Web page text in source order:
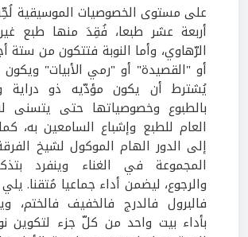
على مستوى الخصوصيات الموسيقية
أربعة عشر طبعا، فُقِدَ منها طبع
الرّهاوي، وأما النوبة فتتكون من ستة
أو "القصيدة" أو "رمي الأبيات" ويكون
يُشترط أن يكون مؤدّيه ذو دراية
بالطبوع وخصوصياتها حتى يتسنى
العام للطبع وإشباع السامعين به،
إلى الدور الهام الموكول لشيخ
المجموعة في الغناء وينفرد
والرجوع، ليضمن أداء جماعيا مُتقنا.
فالبرول فالدرج فالخفيف فالختم،
بأداء بيت واحد من كلّ جزء لتكوين